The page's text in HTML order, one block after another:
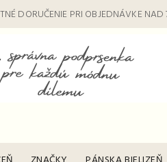
DORUČENIE PRI OBJEDNÁVKE